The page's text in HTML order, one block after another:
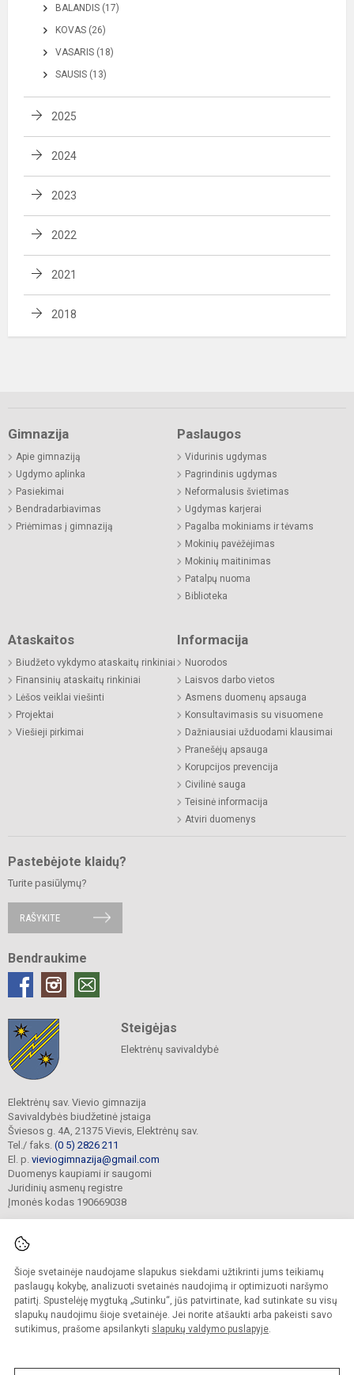
Šioje svetainėje naudojame slapukus siekdami užtikrinti jums teikiamų
paslaugų kokybę, analizuoti svetainės naudojimą ir optimizuoti naršymo
patirtį. Spustelėję mygtuką „Sutinku“, jūs patvirtinate, kad sutinkate su visų
slapukų naudojimu šioje svetainėje. Jei norite atšaukti arba pakeisti savo
sutikimus, prašome apsilankyti slapukų valdymo puslapyje.
BALANDIS (17)
KOVAS (26)
VASARIS (18)
SAUSIS (13)
2025
2024
2023
2022
2021
2018
Gimnazija
Apie gimnaziją
Ugdymo aplinka
Pasiekimai
Bendradarbiavimas
Priėmimas į gimnaziją
Paslaugos
Vidurinis ugdymas
Pagrindinis ugdymas
Neformalusis švietimas
Ugdymas karjerai
Pagalba mokiniams ir tėvams
Mokinių pavėžėjimas
Mokinių maitinimas
Patalpų nuoma
Biblioteka
Ataskaitos
Biudžeto vykdymo ataskaitų rinkiniai
Finansinių ataskaitų rinkiniai
Lėšos veiklai viešinti
Projektai
Viešieji pirkimai
Informacija
Nuorodos
Laisvos darbo vietos
Asmens duomenų apsauga
Konsultavimasis su visuomene
Dažniausiai užduodami klausimai
Pranešėjų apsauga
Korupcijos prevencija
Civilinė sauga
Teisinė informacija
Atviri duomenys
Pastebėjote klaidų?
Turite pasiūlymų?
RAŠYKITE
Bendraukime
Steigėjas
Elektrėnų savivaldybė
Elektrėnų sav. Vievio gimnazija
Savivaldybės biudžetinė įstaiga
Šviesos g. 4A, 21375 Vievis, Elektrėnų sav.
Tel./ faks. (0 5) 2826 211
El. p. vieviogimnazija@gmail.com
Duomenys kaupiami ir saugomi
Juridinių asmenų registre
Įmonės kodas 190669038
© 2022. Elektrėnų sav. Vievio gimnazija. Visos teisės saugomos.
Kopijuoti turinį be raštiško gimnazijos sutikimo griežtai draudžiama.
Prieinamumo paraiška Slapukų valdymas
Sumanus būdas atnaujinti